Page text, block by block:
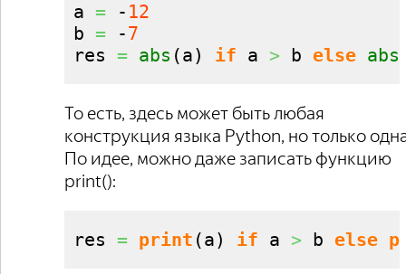
a = - 12
b = -7
res = abs (a) if a > b else abs
То есть, здесь может быть любая
конструкция языка Python, но только
По идее, можно даже записать функцию
print():
res = print (a) if a > b else